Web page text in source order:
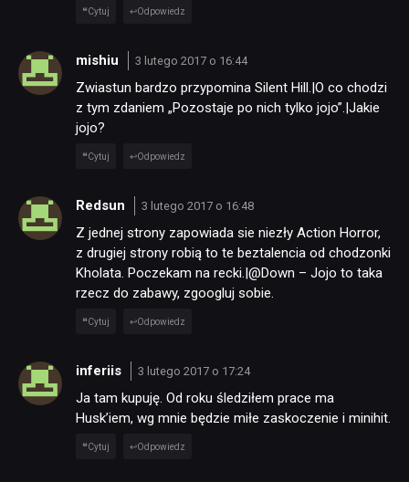
Cytuj Odpowiedz
mishiu 3 lutego 2017 o 16:44
Zwiastun bardzo przypomina Silent Hill.|O co chodzi
z tym zdaniem „Pozostaje po nich tylko jojo”.|Jakie
jojo?
Cytuj Odpowiedz
Redsun 3 lutego 2017 o 16:48
Z jednej strony zapowiada sie niezły Action Horror,
z drugiej strony robią to te beztalencia od chodzonki
Kholata. Poczekam na recki.|@Down – Jojo to taka
rzecz do zabawy, zgoogluj sobie.
Cytuj Odpowiedz
inferiis 3 lutego 2017 o 17:24
Ja tam kupuję. Od roku śledziłem prace ma
Husk’iem, wg mnie będzie miłe zaskoczenie i minihit.
Cytuj Odpowiedz